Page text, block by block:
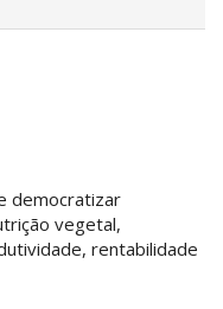
democratizar
vegetal,
rentabilidade